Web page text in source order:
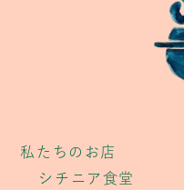
私たちのお店
シチニア食堂